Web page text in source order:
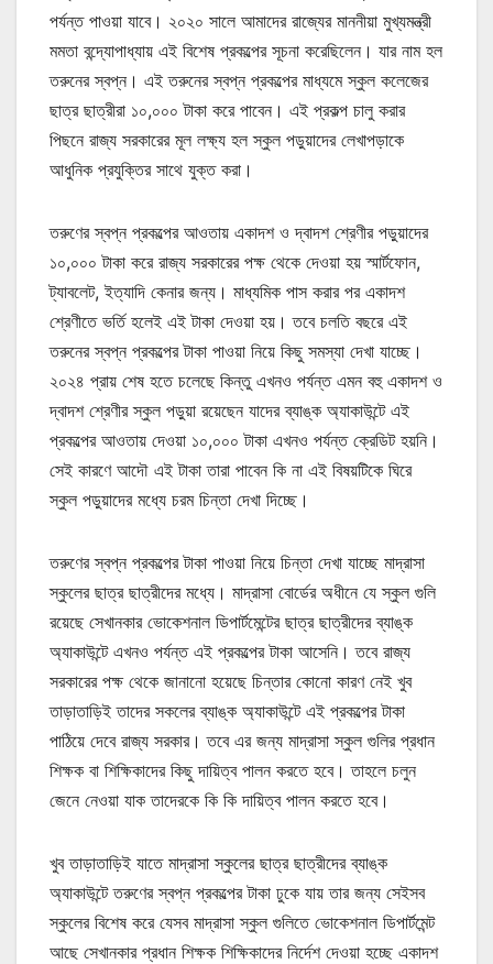
পর্যন্ত পাওয়া যাবে। ২০২০ সালে আমাদের রাজ্যের মাননীয়া মুখ্যমন্ত্রী
মমতা বন্দ্যোপাধ্যায় এই বিশেষ প্রকল্পের সূচনা করেছিলেন। যার নাম হল
তরুনের স্বপ্ন। এই তরুনের স্বপ্ন প্রকল্পের মাধ্যমে স্কুল কলেজের
ছাত্র ছাত্রীরা ১০,০০০ টাকা করে পাবেন। এই প্রকল্প চালু করার
পিছনে রাজ্য সরকারের মূল লক্ষ্য হল স্কুল পড়ুয়াদের লেখাপড়াকে
আধুনিক প্রযুক্তির সাথে যুক্ত করা।
তরুণের স্বপ্ন প্রকল্পের আওতায় একাদশ ও দ্বাদশ শ্রেণীর পড়ুয়াদের
১০,০০০ টাকা করে রাজ্য সরকারের পক্ষ থেকে দেওয়া হয় স্মার্টফোন,
ট্যাবলেট, ইত্যাদি কেনার জন্য। মাধ্যমিক পাস করার পর একাদশ
শ্রেণীতে ভর্তি হলেই এই টাকা দেওয়া হয়। তবে চলতি বছরে এই
তরুনের স্বপ্ন প্রকল্পের টাকা পাওয়া নিয়ে কিছু সমস্যা দেখা যাচ্ছে।
২০২৪ প্রায় শেষ হতে চলেছে কিন্তু এখনও পর্যন্ত এমন বহু একাদশ ও
দ্বাদশ শ্রেণীর স্কুল পড়ুয়া রয়েছেন যাদের ব্যাঙ্ক অ্যাকাউন্টে এই
প্রকল্পের আওতায় দেওয়া ১০,০০০ টাকা এখনও পর্যন্ত ক্রেডিট হয়নি।
সেই কারণে আদৌ এই টাকা তারা পাবেন কি না এই বিষয়টিকে ঘিরে
স্কুল পড়ুয়াদের মধ্যে চরম চিন্তা দেখা দিচ্ছে।
তরুণের স্বপ্ন প্রকল্পের টাকা পাওয়া নিয়ে চিন্তা দেখা যাচ্ছে মাদ্রাসা
স্কুলের ছাত্র ছাত্রীদের মধ্যে। মাদ্রাসা বোর্ডের অধীনে যে স্কুল গুলি
রয়েছে সেখানকার ভোকেশনাল ডিপার্টমেন্টের ছাত্র ছাত্রীদের ব্যাঙ্ক
অ্যাকাউন্টে এখনও পর্যন্ত এই প্রকল্পের টাকা আসেনি। তবে রাজ্য
সরকারের পক্ষ থেকে জানানো হয়েছে চিন্তার কোনো কারণ নেই খুব
তাড়াতাড়িই তাদের সকলের ব্যাঙ্ক অ্যাকাউন্টে এই প্রকল্পের টাকা
পাঠিয়ে দেবে রাজ্য সরকার। তবে এর জন্য মাদ্রাসা স্কুল গুলির প্রধান
শিক্ষক বা শিক্ষিকাদের কিছু দায়িত্ব পালন করতে হবে। তাহলে চলুন
জেনে নেওয়া যাক তাদেরকে কি কি দায়িত্ব পালন করতে হবে।
খুব তাড়াতাড়িই যাতে মাদ্রাসা স্কুলের ছাত্র ছাত্রীদের ব্যাঙ্ক
অ্যাকাউন্টে তরুণের স্বপ্ন প্রকল্পের টাকা ঢুকে যায় তার জন্য সেইসব
স্কুলের বিশেষ করে যেসব মাদ্রাসা স্কুল গুলিতে ভোকেশনাল ডিপার্টমেন্ট
আছে সেখানকার প্রধান শিক্ষক শিক্ষিকাদের নির্দেশ দেওয়া হচ্ছে একাদশ